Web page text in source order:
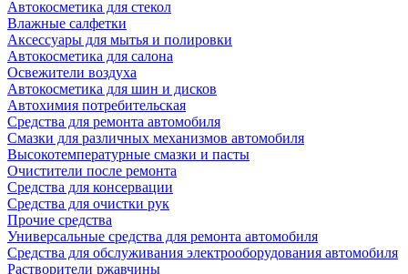
Автокосметика для стекол
Влажные салфетки
Аксессуары для мытья и полировки
Автокосметика для салона
Освежители воздуха
Автокосметика для шин и дисков
Автохимия потребительская
Средства для ремонта автомобиля
Смазки для различных механизмов автомобиля
Высокотемпературные смазки и пасты
Очистители после ремонта
Средства для консервации
Средства для очистки рук
Прочие средства
Универсальные средства для ремонта автомобиля
Средства для обслуживания электрооборудования автомобиля
Растворители ржавчины